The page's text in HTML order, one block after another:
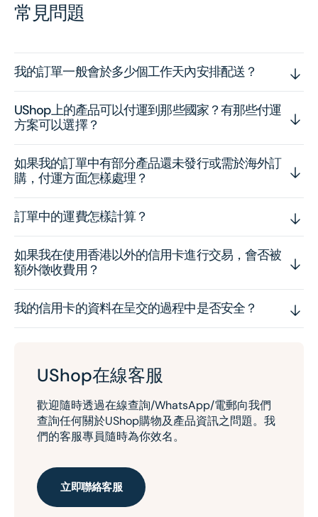
常見問題
我的訂單一般會於多少個工作天內安排配送？
UShop上的產品可以付運到那些國家？有那些付運
方案可以選擇？
如果我的訂單中有部分產品還未發行或需於海外訂
購，付運方面怎樣處理？
訂單中的運費怎樣計算？
如果我在使用香港以外的信用卡進行交易，會否被
額外徵收費用？
我的信用卡的資料在呈交的過程中是否安全？
UShop在線客服
歡迎隨時透過在線查詢/WhatsApp/電郵向我們
查詢任何關於UShop購物及產品資訊之問題。我
們的客服專員隨時為你效名。
立即聯絡客服